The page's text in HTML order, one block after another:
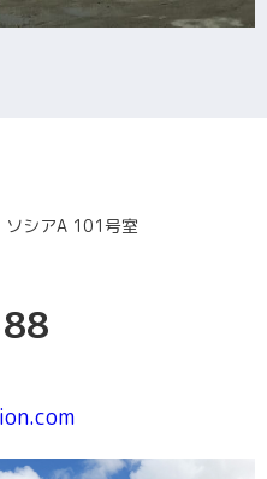
シアA 101号室